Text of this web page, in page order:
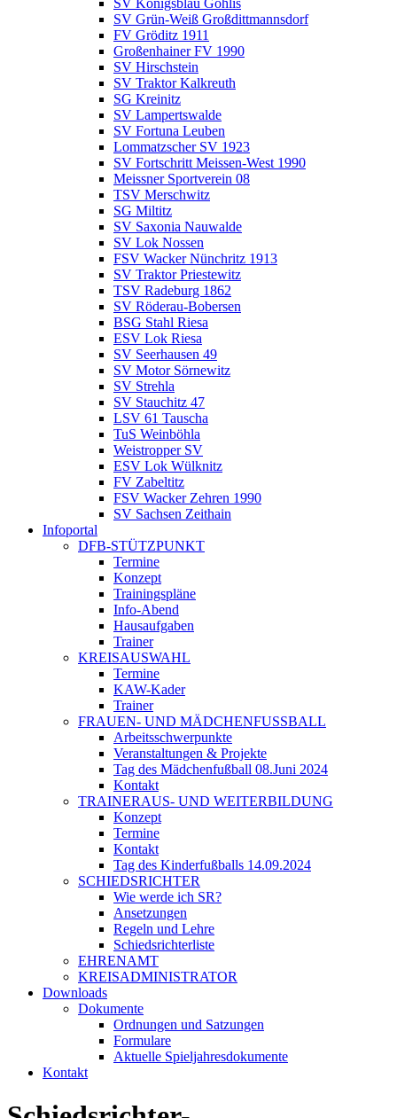
SV Königsblau Gohlis
SV Grün-Weiß Großdittmannsdorf
FV Gröditz 1911
Großenhainer FV 1990
SV Hirschstein
SV Traktor Kalkreuth
SG Kreinitz
SV Lampertswalde
SV Fortuna Leuben
Lommatzscher SV 1923
SV Fortschritt Meissen-West 1990
Meissner Sportverein 08
TSV Merschwitz
SG Miltitz
SV Saxonia Nauwalde
SV Lok Nossen
FSV Wacker Nünchritz 1913
SV Traktor Priestewitz
TSV Radeburg 1862
SV Röderau-Bobersen
BSG Stahl Riesa
ESV Lok Riesa
SV Seerhausen 49
SV Motor Sörnewitz
SV Strehla
SV Stauchitz 47
LSV 61 Tauscha
TuS Weinböhla
Weistropper SV
ESV Lok Wülknitz
FV Zabeltitz
FSV Wacker Zehren 1990
SV Sachsen Zeithain
Infoportal
DFB-STÜTZPUNKT
Termine
Konzept
Trainingspläne
Info-Abend
Hausaufgaben
Trainer
KREISAUSWAHL
Termine
KAW-Kader
Trainer
FRAUEN- UND MÄDCHENFUSSBALL
Arbeitsschwerpunkte
Veranstaltungen & Projekte
Tag des Mädchenfußball 08.Juni 2024
Kontakt
TRAINERAUS- UND WEITERBILDUNG
Konzept
Termine
Kontakt
Tag des Kinderfußballs 14.09.2024
SCHIEDSRICHTER
Wie werde ich SR?
Ansetzungen
Regeln und Lehre
Schiedsrichterliste
EHRENAMT
KREISADMINISTRATOR
Downloads
Dokumente
Ordnungen und Satzungen
Formulare
Aktuelle Spieljahresdokumente
Kontakt